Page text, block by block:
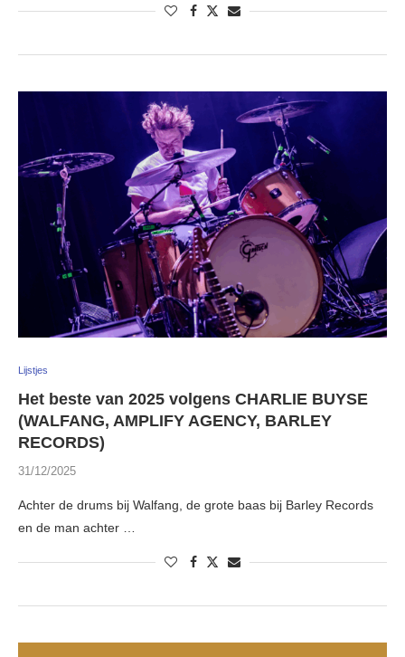
Lijstjes
Het beste van 2025 volgens CHARLIE BUYSE
(WALFANG, AMPLIFY AGENCY, BARLEY
RECORDS)
31/12/2025
Achter de drums bij Walfang, de grote baas bij Barley Records
en de man achter …